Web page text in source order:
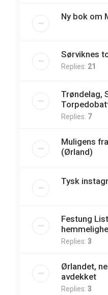
Ny bok om
Sørviknes
Replies: 21
Trøndelag,
Replies: 7
Muligens
(Ørland)
Tysk
Festung
Replies: 3
Ørlandet,
avdekket
Replies: 3